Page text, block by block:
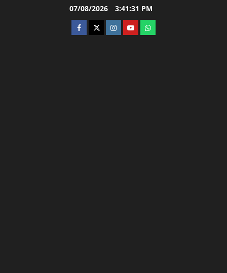
07/08/2026 3:41:32 PM
facebooktwitterinstagram.com
youtubewhatsapp